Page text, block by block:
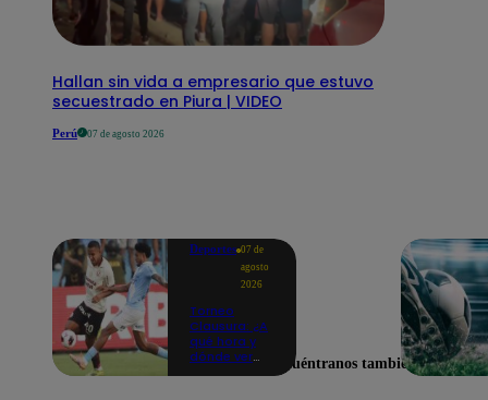
Hallan sin vida a empresario que estuvo
secuestrado en Piura | VIDEO
Perú 07 de agosto 2026
Deportes 07 de
agosto
2026
Torneo
Clausura: ¿A
qué hora y
dónde ver
Encuéntranos también en